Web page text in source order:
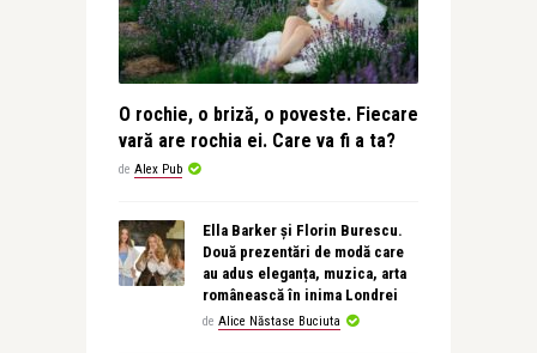
O rochie, o briză, o poveste. Fiecare
vară are rochia ei. Care va fi a ta?
de Alex Pub
Ella Barker și Florin Burescu.
Două prezentări de modă care
au adus eleganța, muzica, arta
românească în inima Londrei
de Alice Năstase Buciuta